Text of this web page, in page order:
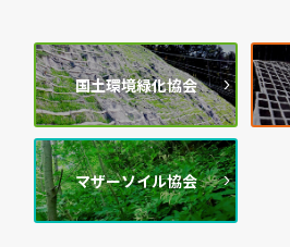
国土環境緑化協会
マザーソイル協会